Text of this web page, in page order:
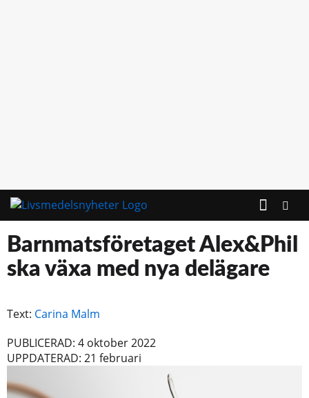
Barnmatsföretaget Alex&Phil
ska växa med nya delägare
Text: Carina Malm
PUBLICERAD: 4 oktober 2022
UPPDATERAD: 21 februari